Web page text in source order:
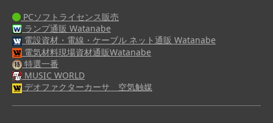
PCソフトライセンス販売
ランプ通販 Watanabe
電設資材・電線・ケーブル ネット通販 Watanabe
電気材料現場資材通販Watanabe
特選一番
MUSIC WORLD
デオファクターカーサ 空気触媒